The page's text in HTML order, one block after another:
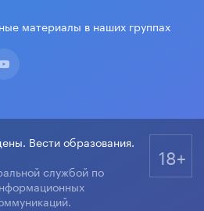
материалы в наших группах
Вести образования.
службой по
18+